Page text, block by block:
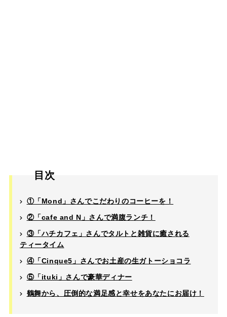
目次
①「Mond」さんでこだわりのコーヒーを！
②「cafe and N」さんで満腹ランチ！
③「ハチカフェ」さんでタルトと雑貨に癒される
ティータイム
④「Cinque5」さんでお土産の生ガトーショコラ
⑤「ituki」さんで豪華ディナー
鶴舞から、圧倒的な満足感と幸せをあなたにお届け！